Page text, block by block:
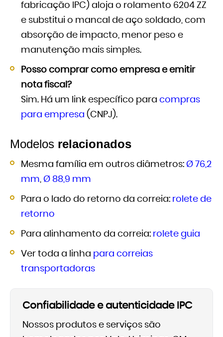
fabricação IPC) aloja o rolamento 6204 ZZ
e substitui o mancal de aço soldado, com
absorção de impacto, menor peso e
manutenção mais simples.
Posso comprar como empresa e emitir
nota fiscal?
Sim. Há um link específico para compras
para empresa (CNPJ).
Modelos relacionados
Mesma família em outros diâmetros: Ø 76,2
mm, Ø 88,9 mm
Para o lado do retorno da correia: rolete de
retorno
Para alinhamento da correia: rolete guia
Ver toda a linha para correias
transportadoras
Confiabilidade e autenticidade IPC
Nossos produtos e serviços são